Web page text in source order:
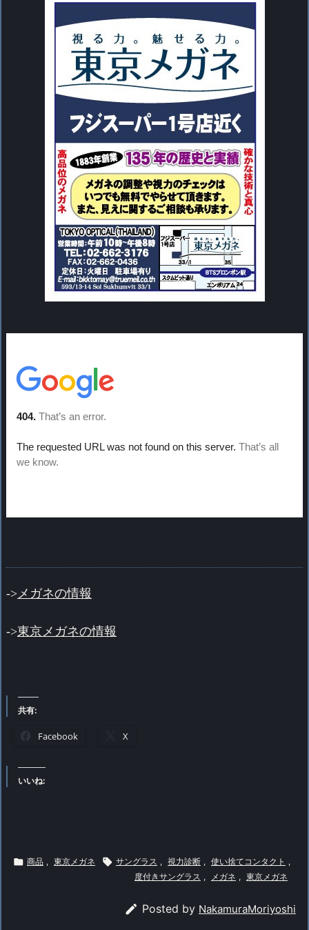
->メガネの情報
->東京メガネの情報
共有:
Facebook X
いいね:
 商品 , 東京メガネ  サングラス , 視力診断 , 使い捨てコンタクト ,
度付きサングラス , メガネ , 東京メガネ
 Posted by NakamuraMoriyoshi